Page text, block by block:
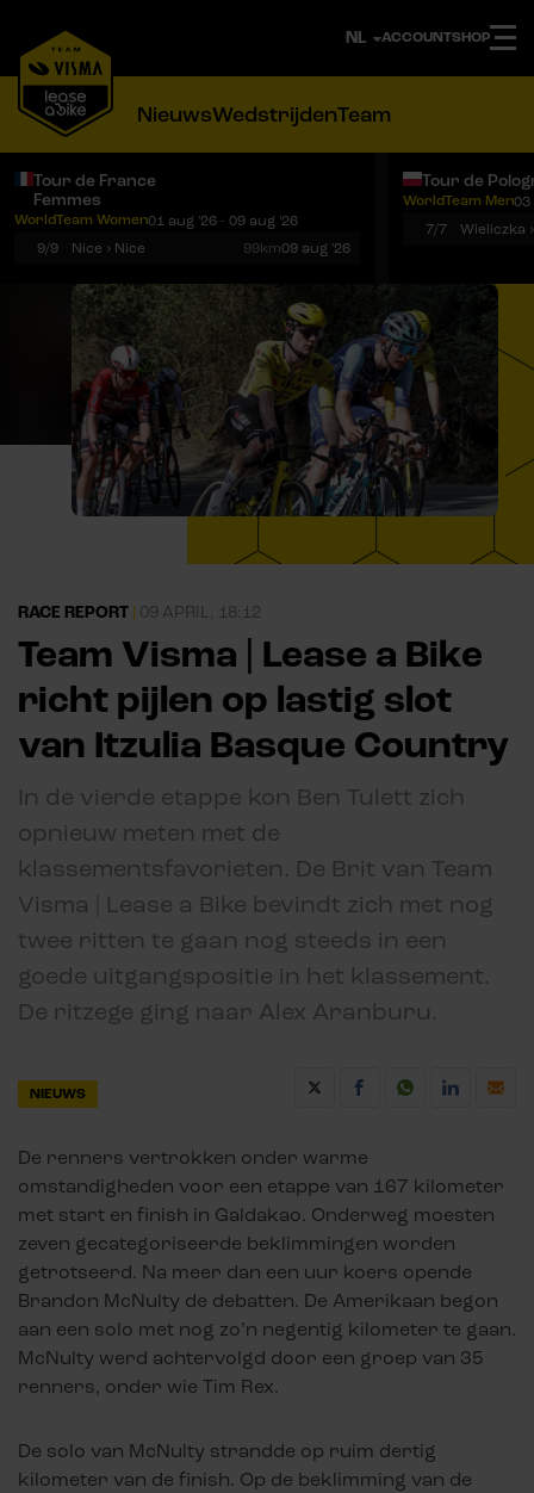
ACCOUNTSHOP
NieuwsWedstrijdenTeam
Tour de France
Femmes
WorldTeam Women01 aug '26 - 09 aug '26
9/9
Nice › Nice 99km09 aug '26
Tour de
WorldTeam Men03
7/7
Wieliczka
RACE REPORT 09 APRIL, 18:12
Team Visma | Lease a Bike
richt pijlen op lastig slot
van Itzulia Basque Country
In de vierde etappe kon Ben Tulett zich
opnieuw meten met de
klassementsfavorieten. De Brit van Team
Visma | Lease a Bike bevindt zich met nog
twee ritten te gaan nog steeds in een
goede uitgangspositie in het klassement.
De ritzege ging naar Alex Aranburu.
NIEUWS
De renners vertrokken onder warme
omstandigheden voor een etappe van 167 kilometer
met start en finish in Galdakao. Onderweg moesten
zeven gecategoriseerde beklimmingen worden
getrotseerd. Na meer dan een uur koers opende
Brandon McNulty de debatten. De Amerikaan begon
aan een solo met nog zo’n negentig kilometer te gaan.
McNulty werd achtervolgd door een groep van 35
renners, onder wie Tim Rex.
De solo van McNulty strandde op ruim dertig
kilometer van de finish. Op de beklimming van de